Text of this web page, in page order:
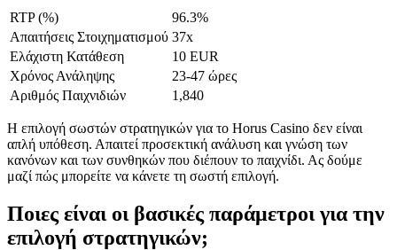
RTP (%)
96.3%
Απαιτήσεις Στοιχηματισμού 37x
Ελάχιστη Κατάθεση
10 EUR
Χρόνος Ανάληψης
23-47 ώρες
Αριθμός Παιχνιδιών
1,840
Η επιλογή σωστών στρατηγικών για το Horus Casino δεν είναι
απλή υπόθεση. Απαιτεί προσεκτική ανάλυση και γνώση των
κανόνων και των συνθηκών που διέπουν το παιχνίδι. Ας δούμε
μαζί πώς μπορείτε να κάνετε τη σωστή επιλογή.
Ποιες είναι οι βασικές παράμετροι για την
επιλογή στρατηγικών;